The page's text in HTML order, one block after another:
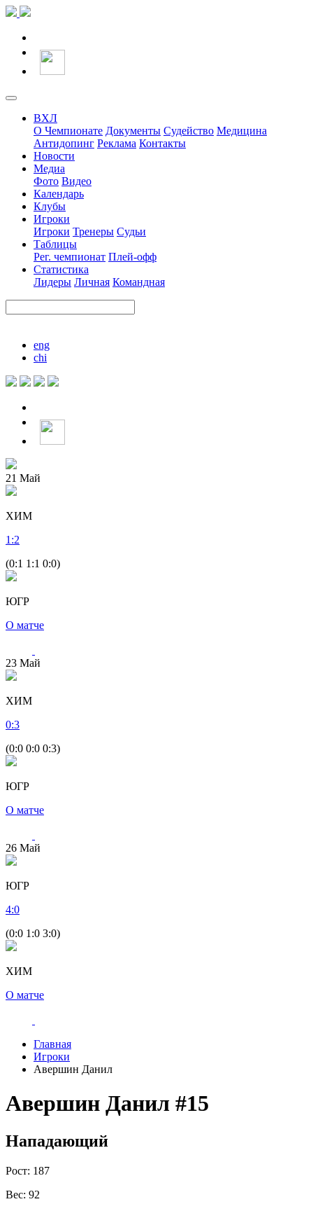
ВХЛ
О Чемпионате Документы Судейство Медицина
Антидопинг Реклама Контакты
Новости
Медиа
Фото Видео
Календарь
Клубы
Игроки
Игроки Тренеры Судьи
Таблицы
Рег. чемпионат Плей-офф
Статистика
Лидеры Личная Командная
eng
chi
21 Май
ХИМ
1 :2
(0:1 1:1 0:0)
ЮГР
О матче
23 Май
ХИМ
0:3
(0:0 0:0 0:3)
ЮГР
О матче
26 Май
ЮГР
4:0
(0:0 1:0 3:0)
ХИМ
О матче
Главная
Игроки
Авершин Данил
Авершин Данил #15
Нападающий
Рост: 187
Вес: 92